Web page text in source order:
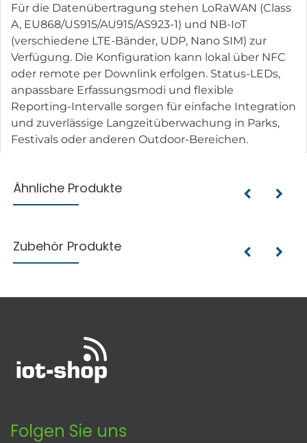
Für die Datenübertragung stehen LoRaWAN (Class
A, EU868/US915/AU915/AS923-1) und NB-IoT
(verschiedene LTE-Bänder, UDP, Nano SIM) zur
Verfügung. Die Konfiguration kann lokal über NFC
oder remote per Downlink erfolgen. Status-LEDs,
anpassbare Erfassungsmodi und flexible
Reporting-Intervalle sorgen für einfache Integration
und zuverlässige Langzeitüberwachung in Parks,
Festivals oder anderen Outdoor-Bereichen.
Ähnliche Produkte
Zubehör Produkte
Folgen Sie uns